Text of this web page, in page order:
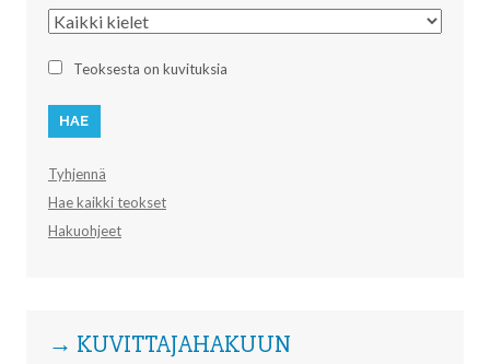
Kieli
Teoksesta on kuvituksia
Tyhjennä
Hae kaikki teokset
Hakuohjeet
→ KUVITTAJAHAKUUN